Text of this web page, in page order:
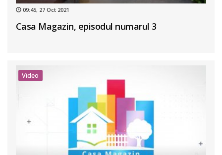
09:45, 27 Oct 2021
Casa Magazin, episodul numarul 3
Video